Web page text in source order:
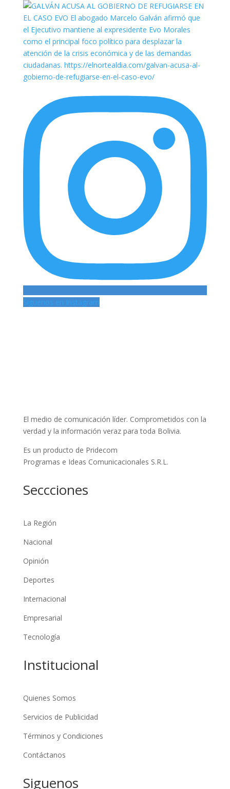
Siguenos en Instagram
El medio de comunicación líder. Comprometidos con la
verdad y la información veraz para toda Bolivia.
Es un producto de Pridecom
Programas e Ideas Comunicacionales S.R.L.
Seccciones
La Región
Nacional
Opinión
Deportes
Internacional
Empresarial
Tecnología
Institucional
Quienes Somos
Servicios de Publicidad
Términos y Condiciones
Contáctanos
Siguenos